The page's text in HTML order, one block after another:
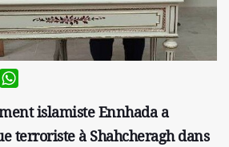
islamiste Ennhada a
terroriste à Shahcheragh dans